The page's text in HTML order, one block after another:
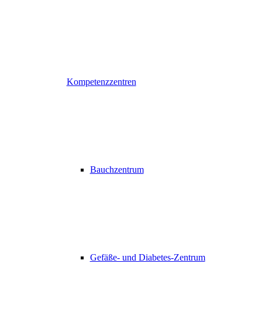
Kompetenzzentren
Bauchzentrum
Gefäße- und Diabetes-Zentrum